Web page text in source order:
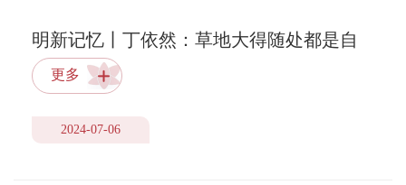
明新记忆丨丁依然：草地大得随处都是自
由
更多
2024-07-06